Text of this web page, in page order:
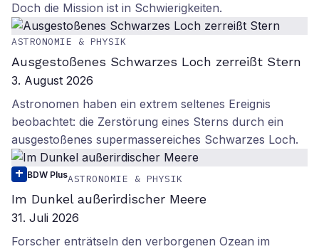
Doch die Mission ist in Schwierigkeiten.
ASTRONOMIE & PHYSIK
Ausgestoßenes Schwarzes Loch zerreißt Stern
3. August 2026
Astronomen haben ein extrem seltenes Ereignis
beobachtet: die Zerstörung eines Sterns durch ein
ausgestoßenes supermassereiches Schwarzes Loch.
BDW PlusASTRONOMIE & PHYSIK
Im Dunkel außerirdischer Meere
31. Juli 2026
Forscher enträtseln den verborgenen Ozean im